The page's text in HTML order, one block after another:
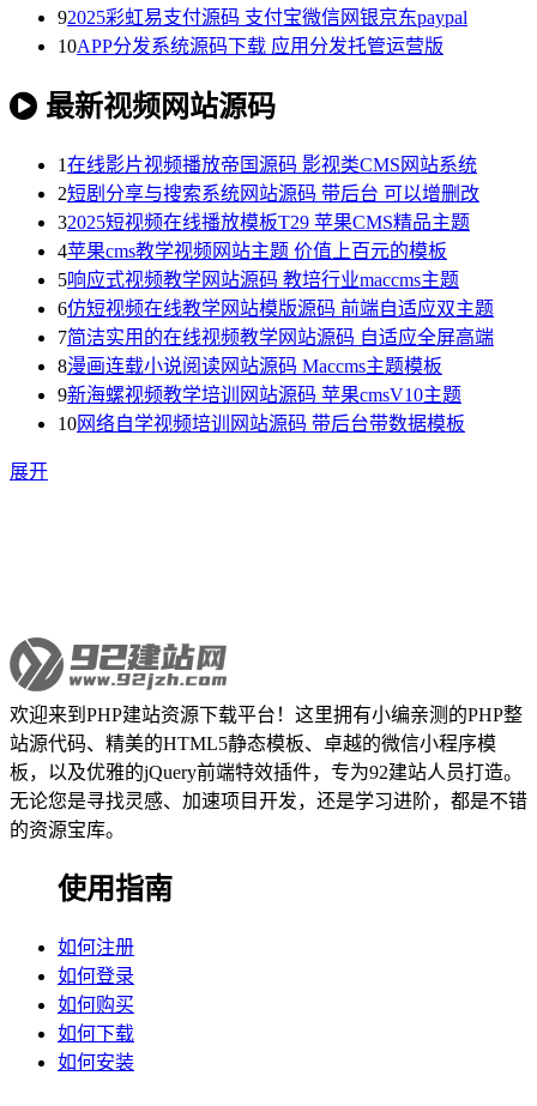
92025彩虹易支付源码 支付宝微信网银京东paypal
10APP分发系统源码下载 应用分发托管运营版
最新视频网站源码
1在线影片视频播放帝国源码 影视类CMS网站系统
2短剧分享与搜索系统网站源码 带后台 可以增删改
32025短视频在线播放模板T29 苹果CMS精品主题
4苹果cms教学视频网站主题 价值上百元的模板
5响应式视频教学网站源码 教培行业maccms主题
6仿短视频在线教学网站模版源码 前端自适应双主题
7简洁实用的在线视频教学网站源码 自适应全屏高端
8漫画连载小说阅读网站源码 Maccms主题模板
9新海螺视频教学培训网站源码 苹果cmsV10主题
10网络自学视频培训网站源码 带后台带数据模板
展开
欢迎来到PHP建站资源下载平台！这里拥有小编亲测的PHP整
站源代码、精美的HTML5静态模板、卓越的微信小程序模
板，以及优雅的jQuery前端特效插件，专为92建站人员打造。
无论您是寻找灵感、加速项目开发，还是学习进阶，都是不错
的资源宝库。
使用指南
如何注册
如何登录
如何购买
如何下载
如何安装